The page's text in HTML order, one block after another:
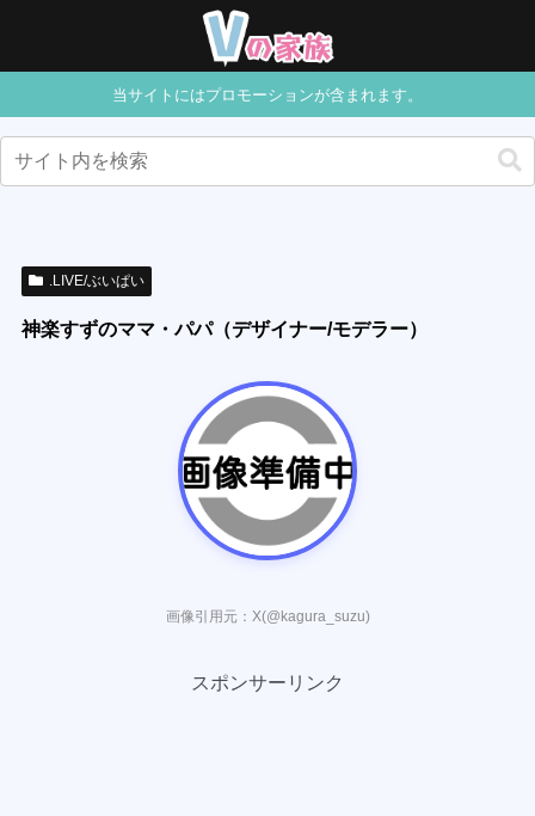
当サイトにはプロモーションが含まれます。
.LIVE/ぶいぱい
神楽すずのママ・パパ（デザイナー/モデラー）
画像引用元：X(@kagura_suzu)
スポンサーリンク